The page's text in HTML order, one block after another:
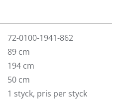
72-0100-1941-862
89 cm
194 cm
50 cm
1 styck, pris per styck